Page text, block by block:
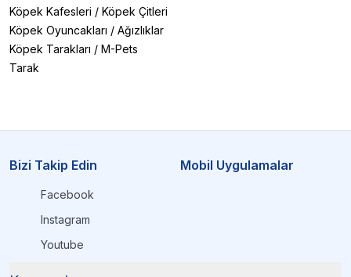
Köpek Kafesleri / Köpek Çitleri
Köpek Oyuncakları / Ağızlıklar
Köpek Tarakları / M-Pets
Tarak
Bizi Takip Edin
Facebook
Instagram
Youtube
Mobil Uygulamalar